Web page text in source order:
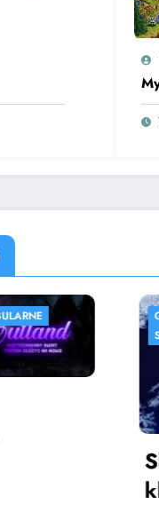
GRY SPIS GIER
SYMULACJE
Ski
klasyka